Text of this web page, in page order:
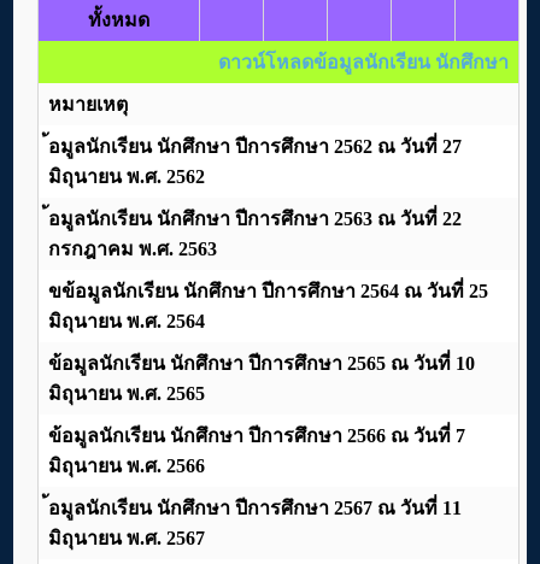
ทั้งหมด
ดาวน์โหลดข้อมูลนักเรียน นักศึกษา
หมายเหตุ
้อมูลนักเรียน นักศึกษา ปีการศึกษา 2562 ณ วันที่ 27
มิถุนายน พ.ศ. 2562
้อมูลนักเรียน นักศึกษา ปีการศึกษา 2563 ณ วันที่ 22
กรกฎาคม พ.ศ. 2563
ขข้อมูลนักเรียน นักศึกษา ปีการศึกษา 2564 ณ วันที่ 25
มิถุนายน พ.ศ. 2564
ข้อมูลนักเรียน นักศึกษา ปีการศึกษา 2565 ณ วันที่ 10
มิถุนายน พ.ศ. 2565
ข้อมูลนักเรียน นักศึกษา ปีการศึกษา 2566 ณ วันที่ 7
มิถุนายน พ.ศ. 2566
้อมูลนักเรียน นักศึกษา ปีการศึกษา 2567 ณ วันที่ 11
มิถุนายน พ.ศ. 2567